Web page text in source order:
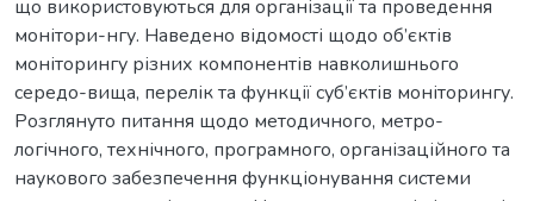
що використовуються для організації та проведення
монітори-нгу. Наведено відомості щодо об’єктів
моніторингу різних компонентів навколишнього
середо-вища, перелік та функції суб’єктів моніторингу.
Розглянуто питання щодо методичного, метро-
логічного, технічного, програмного, організаційного та
наукового забезпечення функціонування системи